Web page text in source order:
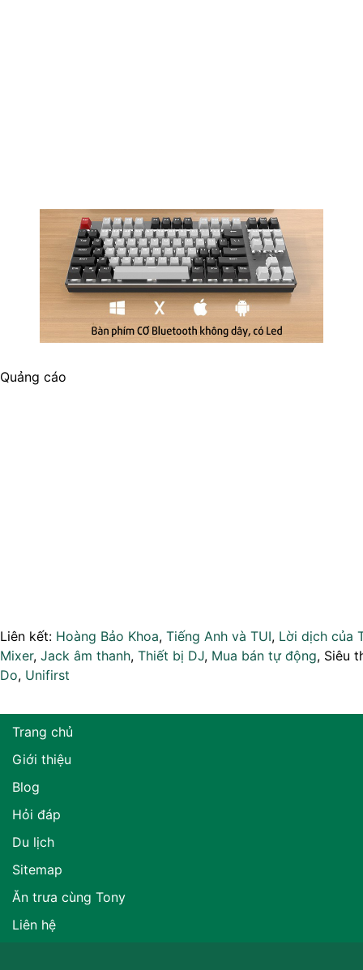
Quảng cáo
Liên kết: Hoàng Bảo Khoa, Tiếng Anh và TUI, Lời dịch của
Mixer, Jack âm thanh, Thiết bị DJ, Mua bán tự động, Siêu
Do, Unifirst
Trang chủ
Giới thiệu
Blog
Hỏi đáp
Du lịch
Sitemap
Ăn trưa cùng Tony
Liên hệ